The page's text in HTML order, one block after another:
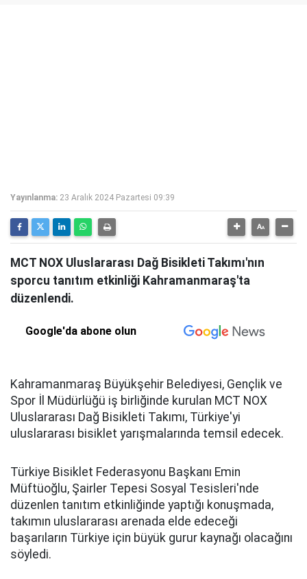
Yayınlanma: 23 Aralık 2024 Pazartesi 09:39
MCT NOX Uluslararası Dağ Bisikleti Takımı'nın
sporcu tanıtım etkinliği Kahramanmaraş'ta
düzenlendi.
Google'da abone olun
Kahramanmaraş Büyükşehir Belediyesi, Gençlik ve
Spor İl Müdürlüğü iş birliğinde kurulan MCT NOX
Uluslararası Dağ Bisikleti Takımı, Türkiye'yi
uluslararası bisiklet yarışmalarında temsil edecek.
Türkiye Bisiklet Federasyonu Başkanı Emin
Müftüoğlu, Şairler Tepesi Sosyal Tesisleri'nde
düzenlen tanıtım etkinliğinde yaptığı konuşmada,
takımın uluslararası arenada elde edeceği
başarıların Türkiye için büyük gurur kaynağı olacağını
söyledi.